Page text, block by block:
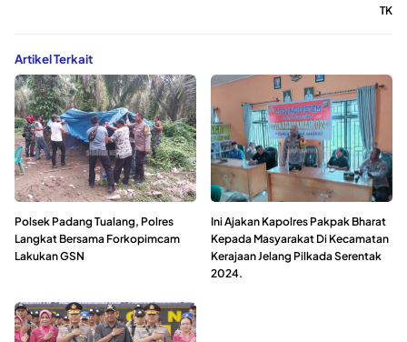
TK
Artikel Terkait
Polsek Padang Tualang, Polres
Langkat Bersama Forkopimcam
Lakukan GSN
Ini Ajakan Kapolres Pakpak Bharat
Kepada Masyarakat Di Kecamatan
Kerajaan Jelang Pilkada Serentak
2024.